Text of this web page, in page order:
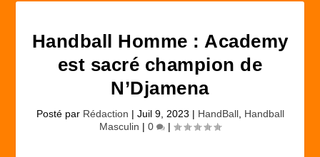
Handball Homme : Academy
est sacré champion de
N’Djamena
Posté par Rédaction | Juil 9, 2023 | HandBall, Handball
Masculin | 0 |